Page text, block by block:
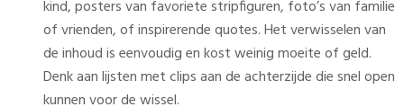
kind, posters van favoriete stripfiguren, foto’s van familie
of vrienden, of inspirerende quotes. Het verwisselen van
de inhoud is eenvoudig en kost weinig moeite of geld.
Denk aan lijsten met clips aan de achterzijde die snel open
kunnen voor de wissel.